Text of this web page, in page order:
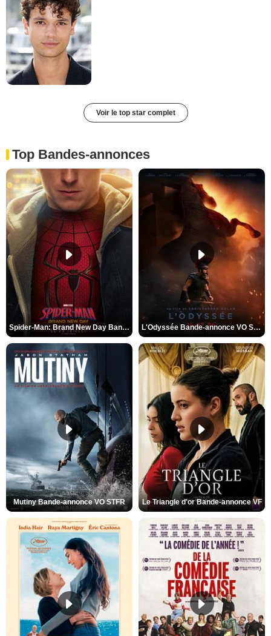
Voir le top star complet
Top Bandes-annonces
Spider-Man: Brand New Day Bande-annonce VO STFR L'Odyssée Bande-annonce VO STFR
Mutiny Bande-annonce VO STFR Le Triangle d'or Bande-annonce VF